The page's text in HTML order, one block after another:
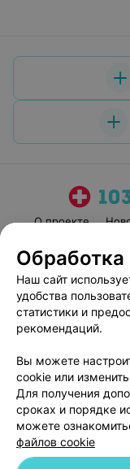
О проекте
Наш сайт
удобства
статистики и
рекомендаций.
Вы можете
cookie или
Для получения
сроках и порядке
можете
файлов cookie